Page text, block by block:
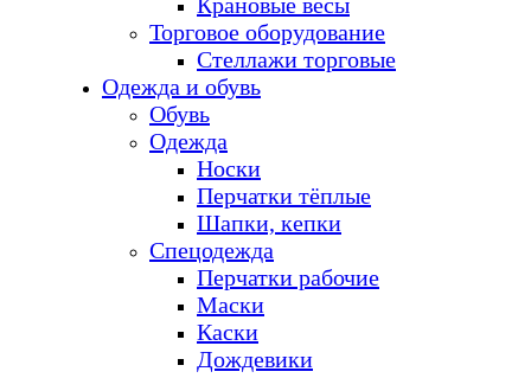
Торговое оборудование
Стеллажи торговые
Одежда и обувь
Обувь
Одежда
Носки
Перчатки тёплые
Шапки, кепки
Спецодежда
Перчатки рабочие
Маски
Каски
Дождевики